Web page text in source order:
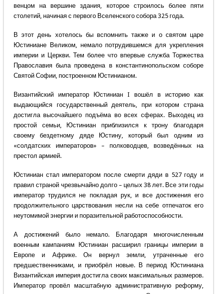
венцом на вершине здания, которое строилось более пяти
столетий, начиная с первого Вселенского собора 325 года.
В этот день хотелось бы вспомнить также и о святом царе
Юстиниане Великом, немало потрудившемся для укрепления
империи и Церкви. Тем более что впервые служба Торжества
Православия была проведена в константинопольском соборе
Святой Софии, построенном Юстинианом.
Византийский император Юстиниан I вошёл в историю как
выдающийся государственный деятель, при котором страна
достигла высочайшего подъёма во всех сферах. Выходец из
простой семьи, Юстиниан приблизился к трону благодаря
своему бездетному дяде Юстину, который был одним из
«солдатских императоров» – полководцев, возведённых на
престол армией.
Юстиниан стал императором после смерти дяди в 527 году и
правил страной чрезвычайно долго – целых 38 лет. Все эти годы
император трудился не покладая рук, и все достижения его
продолжительного царствования несли на себе отпечаток его
неутомимой энергии и поразительной работоспособности.
А достижений было немало. Благодаря многочисленным
военным кампаниям Юстиниан расширил границы империи в
Европе и Африке. Он вернул земли, утраченные его
предшественниками, и приобрёл новые. В период Юстиниана
Византийская империя достигла своих максимальных размеров.
Император провёл масштабную административную реформу,